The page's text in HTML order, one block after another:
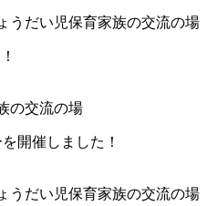
うだい児保育家族の交流の場
の交流の場
開催しました！
うだい児保育家族の交流の場